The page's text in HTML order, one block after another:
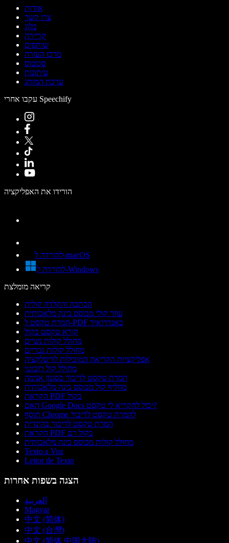
אודות
צרו קשר
בלוג
קריירה
שותפים
מרכז העזרה
סטטוס
עיתונות
ערכת המותג
עקבו אחרי Speechify
הורידו את האפליקציה
להורדה ל-macOS
להורדה ל-Windows
קריאה מומלצת
הכתבה והקלדה קולית
עוזר קולי מבוסס בינה מלאכותית
המרת טקסט ל-PDF באנדרואיד
קורא טקסט בקול
מחולל קולות נשיים
מחולל קולות גבריים
אפליקציות הקריאה המובילות לדיסלקציה
מחולל קול רובוטי
המרת טקסט לדיבור בסגנון אנימה
מחליף קול מבוסס בינה מלאכותית
הקראת PDF בקול
האם Google Docs יכול להקריא לי טקסט?
תוסף Chrome להמרת טקסט לדיבור
המרת טקסט לדיבור בהינדית
הקראת PDF בקול רם
מחולל קולות מבוסס בינה מלאכותית
Texto a Voz
Leitor de Texto
הצגה בשפות אחרות
العربية
Magyar
中文 (简体)
中文 (台灣)
中文 (简体 中国大陆)